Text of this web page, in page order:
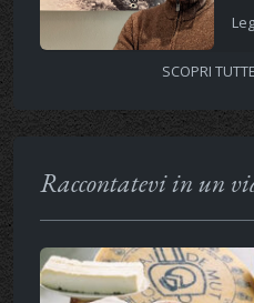
SCOPRI
Raccontatevi in un